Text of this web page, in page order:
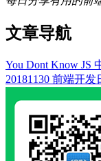
文章导航
You Dont Know JS
20181130 前端开发